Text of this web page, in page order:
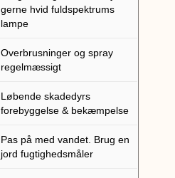
gerne hvid fuldspektrums
lampe
Overbrusninger og spray
regelmæssigt
Løbende skadedyrs
forebyggelse & bekæmpelse
Pas på med vandet. Brug en
jord fugtighedsmåler